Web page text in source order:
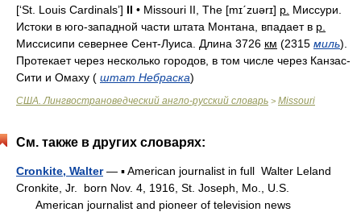
[‘St. Louis Cardinals’] II • Missouri II, The [mɪˊzuǝrɪ] р. Миссури.
Истоки в юго-западной части штата Монтана, впадает в р.
Миссисипи севернее Сент-Луиса. Длина 3726 км (2315 миль).
Протекает через несколько городов, в том числе через Канзас-
Сити и Омаху ( штат Небраска)
США. Лингвострановедческий англо-русский словарь > Missouri
См. также в других словарях:
Cronkite, Walter— ▪ American journalist in full Walter Leland
Cronkite, Jr. born Nov. 4, 1916, St. Joseph, Mo., U.S.
American journalist and pioneer of television news